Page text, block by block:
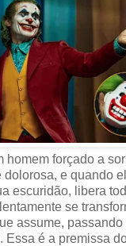
homem forçado a
e quando
escuridão, libera
se
assume,
. Essa é a premissa